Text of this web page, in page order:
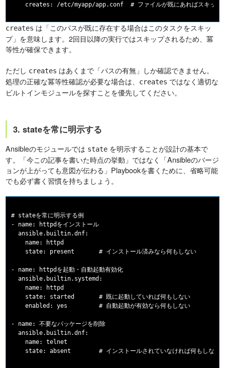
creates は「このパスが既に存在する場合はこのタスクをスキッ
プ」を意味します。2回目以降の実行ではスキップされるため、冪
等性が確保できます。
ただし creates はあくまで「パスの有無」しか確認できません。
処理の正確な冪等性確認が必要な場合は、
creates ではなく適切な
ビルトインモジュールを探すことを優先してください。
3. stateを常に明示する
Ansibleのモジュールでは state を明示することが設計の基本で
す。「今この記事を書いた時点の挙動」ではなく「Ansibleのバージ
ョンが上がっても意図が伝わる」Playbookを書くために、省略可能
でも必ず書く習慣を持ちましょう。
# stateを常に明示する例
- name: httpdをインストール
  ansible.builtin.dnf:
    name: httpd
    state: present       # インストール済みなら何もしない
- name: httpdを起動・自動起動有効化
  ansible.builtin.systemd:
    name: httpd
    state: started       # 既に起動していれば何もしない
    enabled: yes         # 自動起動が有効なら何もしない
- name: 不要なパッケージを削除
  ansible.builtin.dnf:
    name: telnet